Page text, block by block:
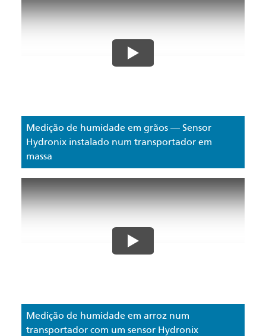
Medição de humidade em grãos — Sensor
Hydronix instalado num transportador em
massa
Medição de humidade em arroz num
transportador com um sensor Hydronix